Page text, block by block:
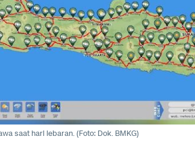
saat hari lebaran. (Foto: Dok. BMKG)